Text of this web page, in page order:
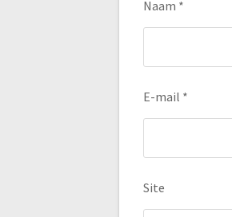
Naam *
E-mail *
Site